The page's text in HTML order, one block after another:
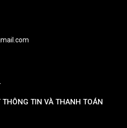
TIN VÀ THANH TOÁN